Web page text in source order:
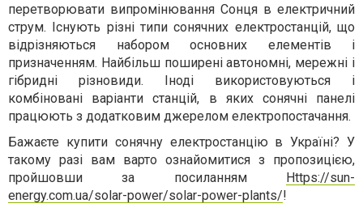
перетворювати випромінювання Сонця в електричний
струм. Існують різні типи сонячних електростанцій, що
відрізняються набором основних елементів і
призначенням. Найбільш поширені автономні, мережні і
гібридні різновиди. Іноді використовуються і
комбіновані варіанти станцій, в яких сонячні панелі
працюють з додатковим джерелом електропостачання.
Бажаєте купити сонячну електростанцію в Україні? У
такому разі вам варто ознайомитися з пропозицією,
пройшовши за посиланням Https://sun-
energy.com.ua/solar-power/solar-power-plants/!